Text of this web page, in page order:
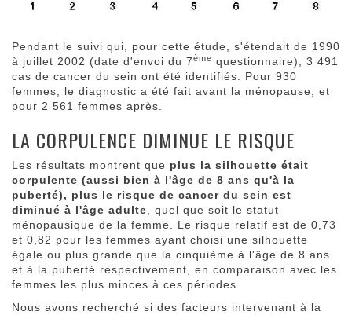
Pendant le suivi qui, pour cette étude, s'étendait de 1990
à juillet 2002 (date d'envoi du 7ème questionnaire), 3 491
cas de cancer du sein ont été identifiés. Pour 930
femmes, le diagnostic a été fait avant la ménopause, et
pour 2 561 femmes après.
LA CORPULENCE DIMINUE LE RISQUE
Les résultats montrent que plus la silhouette était
corpulente (aussi bien à l'âge de 8 ans qu'à la
puberté), plus le risque de cancer du sein est
diminué à l'âge adulte , quel que soit le statut
ménopausique de la femme. Le risque relatif est de 0,73
et 0,82 pour les femmes ayant choisi une silhouette
égale ou plus grande que la cinquième à l'âge de 8 ans
et à la puberté respectivement, en comparaison avec les
femmes les plus minces à ces périodes.
Nous avons recherché si des facteurs intervenant à la